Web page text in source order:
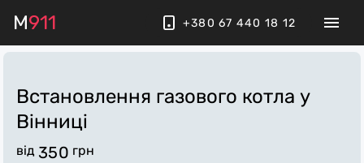
M911 +380 67 440 18 12
Встановлення газового котла у
Вінниці
від 350 грн